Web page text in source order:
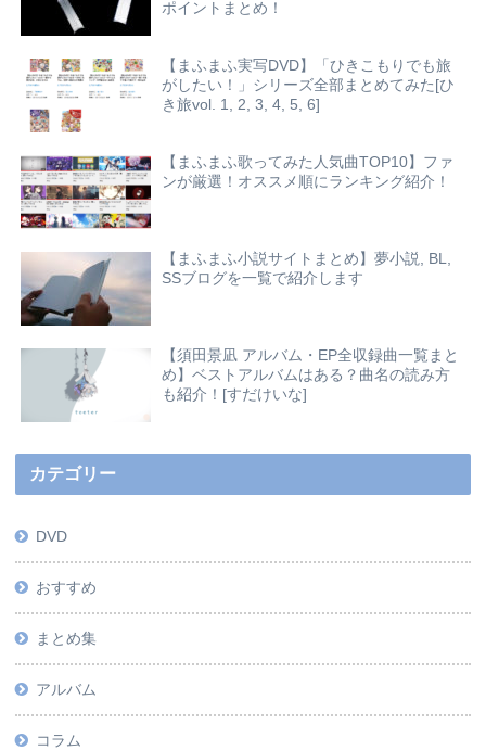
ポイントまとめ！
【まふまふ実写DVD】「ひきこもりでも旅
がしたい！」シリーズ全部まとめてみた[ひ
き旅vol. 1, 2, 3, 4, 5, 6]
【まふまふ歌ってみた人気曲TOP10】ファ
ンが厳選！オススメ順にランキング紹介！
【まふまふ小説サイトまとめ】夢小説, BL,
SSブログを一覧で紹介します
【須田景凪 アルバム・EP全収録曲一覧まと
め】ベストアルバムはある？曲名の読み方
も紹介！[すだけいな]
カテゴリー
DVD
おすすめ
まとめ集
アルバム
コラム